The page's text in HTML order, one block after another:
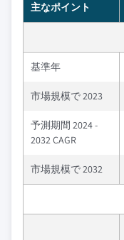
主なポイント
基準年
市場規模で 2023
予測期間 2024 -
2032 CAGR
市場規模で 2032